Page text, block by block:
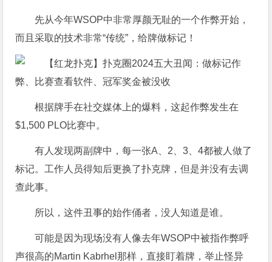
先从今年WSOP中非常厚颜无耻的一个作弊开始，
而且采取的技术非常“传统”，给牌做标记！
根据牌手在社交媒体上的爆料，这起作弊发生在
$1,500 PLO比赛中。
有人发现两副牌中，每一张A、2、3、4都被人做了
标记。工作人员得知后更换了扑克牌，但是并没有去调
查此事。
所以，这件丑事的始作俑者，没人知道是谁。
可能是因为现场没有人像去年WSOP中被指作弊呼
声很高的Martin Kabrhel那样，直接盯着牌，举止怪异